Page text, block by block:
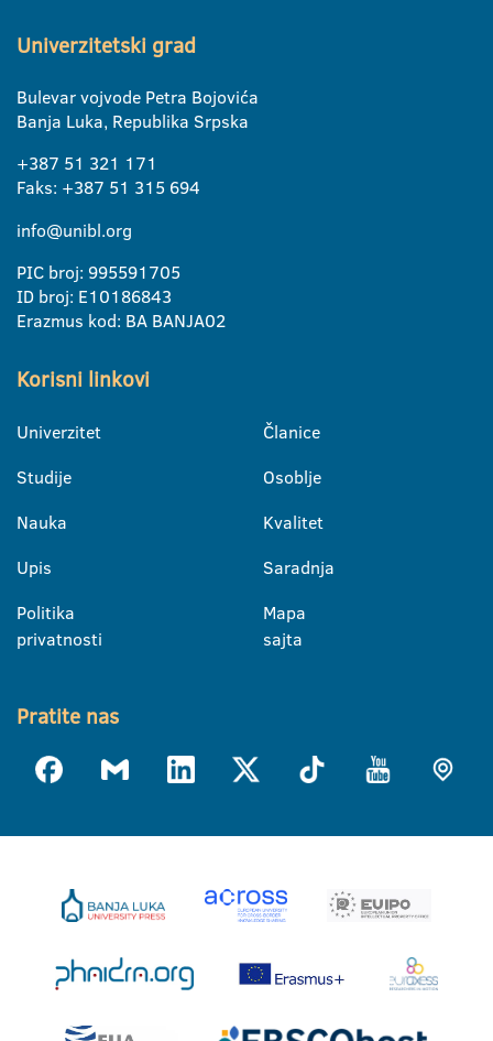
Univerzitetski grad
Bulevar vojvode Petra Bojovića
Banja Luka, Republika Srpska
+387 51 321 171
Faks: +387 51 315 694
info@unibl.org
PIC broj: 995591705
ID broj: E10186843
Erazmus kod: BA BANJA02
Korisni linkovi
Univerzitet
Studije
Nauka
Upis
Politika
privatnosti
Članice
Osoblje
Kvalitet
Saradnja
Mapa
sajta
Pratite nas